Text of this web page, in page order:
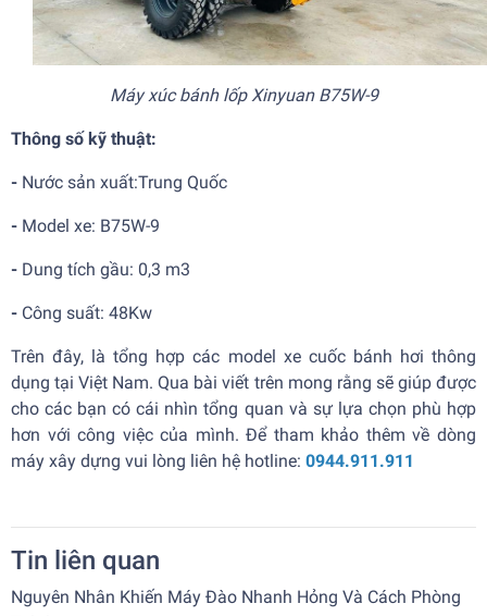
Máy xúc bánh lốp Xinyuan B75W-9
Thông số kỹ thuật:
- Nước sản xuất:Trung Quốc
- Model xe: B75W-9
- Dung tích gầu: 0,3 m3
- Công suất: 48Kw
Trên đây, là tổng hợp các model xe cuốc bánh hơi thông
dụng tại Việt Nam. Qua bài viết trên mong rằng sẽ giúp được
cho các bạn có cái nhìn tổng quan và sự lựa chọn phù hợp
hơn với công việc của mình. Để tham khảo thêm về dòng
máy xây dựng vui lòng liên hệ hotline: 0944.911.911
Tin liên quan
Nguyên Nhân Khiến Máy Đào Nhanh Hỏng Và Cách Phòng